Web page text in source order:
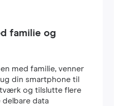
familie og
med familie, venner
din smartphone til
og tilslutte flere
delbare data